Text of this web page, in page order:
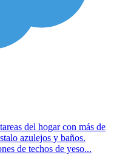
del hogar con más de
azulejos y baños.
de techos de yeso...